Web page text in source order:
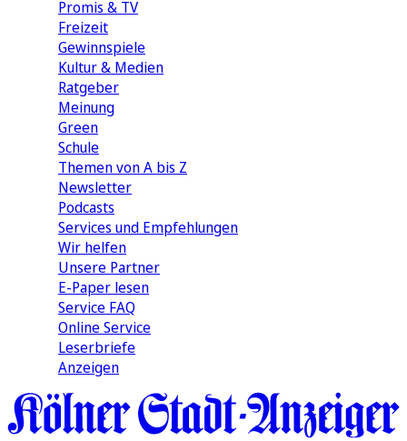
Promis & TV
Freizeit
Gewinnspiele
Kultur & Medien
Ratgeber
Meinung
Green
Schule
Themen von A bis Z
Newsletter
Podcasts
Services und Empfehlungen
Wir helfen
Unsere Partner
E-Paper lesen
Service FAQ
Online Service
Leserbriefe
Anzeigen